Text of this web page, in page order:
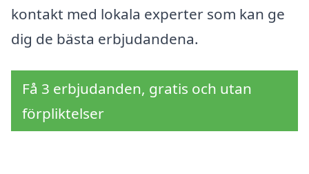
kontakt med lokala experter som kan ge
dig de bästa erbjudandena.
Få 3 erbjudanden, gratis och utan
förpliktelser